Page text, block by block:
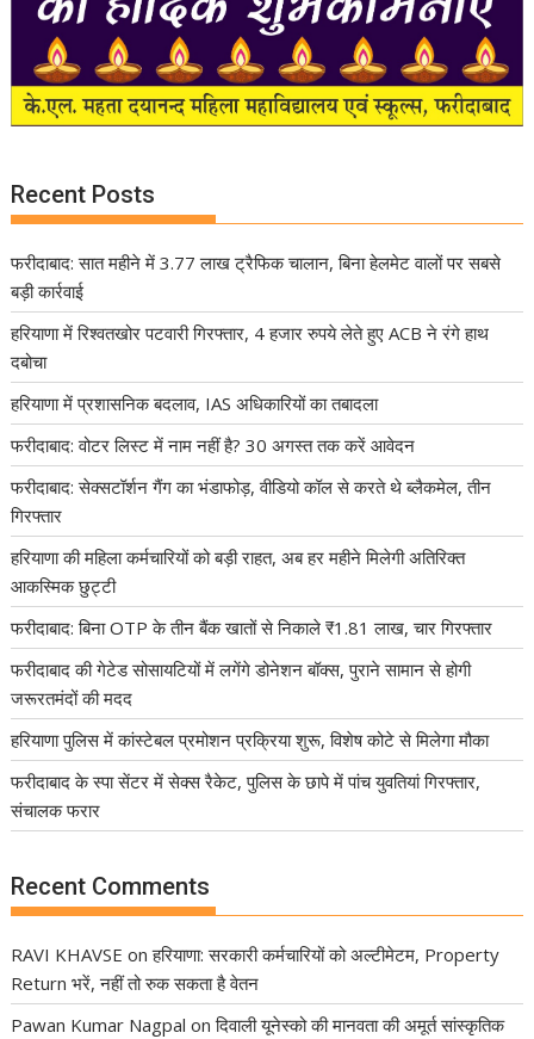
Recent Posts
फरीदाबाद: सात महीने में 3.77 लाख ट्रैफिक चालान, बिना हेलमेट वालों पर सबसे
बड़ी कार्रवाई
हरियाणा में रिश्वतखोर पटवारी गिरफ्तार, 4 हजार रुपये लेते हुए ACB ने रंगे हाथ
दबोचा
हरियाणा में प्रशासनिक बदलाव, IAS अधिकारियों का तबादला
फरीदाबाद: वोटर लिस्ट में नाम नहीं है? 30 अगस्त तक करें आवेदन
फरीदाबाद: सेक्सटॉर्शन गैंग का भंडाफोड़, वीडियो कॉल से करते थे ब्लैकमेल, तीन
गिरफ्तार
हरियाणा की महिला कर्मचारियों को बड़ी राहत, अब हर महीने मिलेगी अतिरिक्त
आकस्मिक छुट्टी
फरीदाबाद: बिना OTP के तीन बैंक खातों से निकाले ₹1.81 लाख, चार गिरफ्तार
फरीदाबाद की गेटेड सोसायटियों में लगेंगे डोनेशन बॉक्स, पुराने सामान से होगी
जरूरतमंदों की मदद
हरियाणा पुलिस में कांस्टेबल प्रमोशन प्रक्रिया शुरू, विशेष कोटे से मिलेगा मौका
फरीदाबाद के स्पा सेंटर में सेक्स रैकेट, पुलिस के छापे में पांच युवतियां गिरफ्तार,
संचालक फरार
Recent Comments
RAVI KHAVSE onहरियाणा: सरकारी कर्मचारियों को अल्टीमेटम, Property
Return भरें, नहीं तो रुक सकता है वेतन
Pawan Kumar Nagpal onदिवाली यूनेस्को की मानवता की अमूर्त सांस्कृतिक